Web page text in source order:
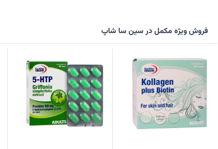
فروش ویژه مکمل در سین سا شاپ